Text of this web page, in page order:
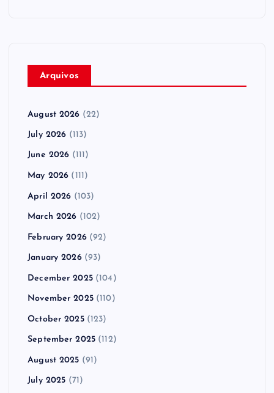
Arquivos
August 2026 (22)
July 2026 (113)
June 2026 (111)
May 2026 (111)
April 2026 (103)
March 2026 (102)
February 2026(92)
January 2026(93)
December 2025(104)
November 2025(110)
October 2025(123)
September 2025 (112)
August 2025 (91)
July 2025 (71)